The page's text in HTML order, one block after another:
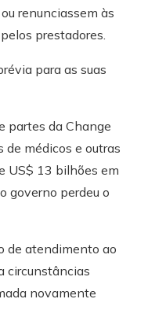
renunciassem às
prestadores.
para as suas
partes da Change
de médicos e outras
US$ 13 bilhões em
governo perdeu o
de atendimento ao
circunstâncias
novamente